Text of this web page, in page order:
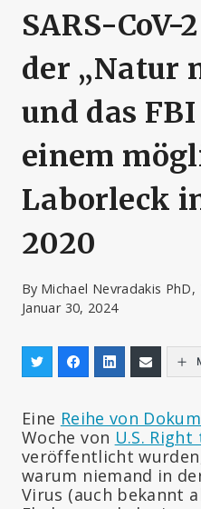
SARS-CoV-
der „Natur
und das
einem
Laborleck
2020
By Michael Nevradakis
Januar 30, 2024
Eine Reihe von
Woche von U.S.
veröffentlicht
warum niemand in
Virus (auch bekannt